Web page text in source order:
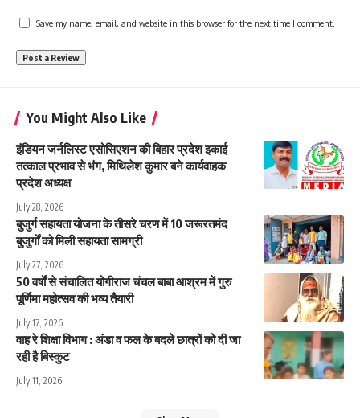
Save my name, email, and website in this browser for the next time I comment.
You Might Also Like
इंडियन जर्नलिस्ट एसोसिएशन की बिहार प्रदेश इकाई
तत्काल प्रभाव से भंग, मिथिलेश कुमार बने कार्यवाहक
प्रदेश अध्यक्ष
July 28, 2026
बुजुर्ग सहायता योजना के तीसरे चरण में 10 जरूरतमंद
बुजुर्गों को मिली सहायता सामग्री
July 27, 2026
50 वर्षों से संचालित योगीराज चंचल बाबा आश्रम में गुरु
पूर्णिमा महोत्सव की भव्य तैयारी
July 17, 2026
वाह रे शिक्षा विभाग : अंडा व फल के बदले छात्रों को दी जा
रही है बिस्कुट
July 11, 2026